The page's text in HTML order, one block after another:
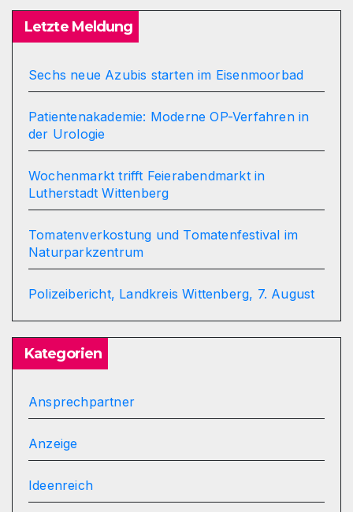
Letzte Meldung
Sechs neue Azubis starten im Eisenmoorbad
Patientenakademie: Moderne OP-Verfahren in
der Urologie
Wochenmarkt trifft Feierabendmarkt in
Lutherstadt Wittenberg
Tomatenverkostung und Tomatenfestival im
Naturparkzentrum
Polizeibericht, Landkreis Wittenberg, 7. August
Kategorien
Ansprechpartner
Anzeige
Ideenreich